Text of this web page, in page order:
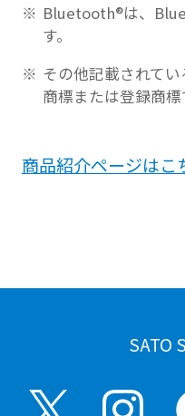
Bluetooth®は、
す。
その他記載されて
商標または登録商標
商品紹介ページはこ
SATO